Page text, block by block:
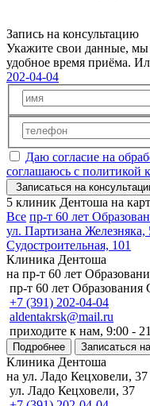
Запись на консультацию
Укажите свои данные, мы
удобное время приёма.
202-04-04
Даю согласие на
соглашаюсь с политикой
Записаться на
5 клиник Дентоша на
Все пр-т 60 лет
ул. Партизана Железняка,
Судостроительная, 101
Клиника Дентоша
на пр-т 60 лет
пр-т 60 лет
+7 (391) 202-04-04
aldentakrsk@mail.ru
приходите к нам, 9:00 -
Подробнее Записаться
Клиника Дентоша
на ул. Ладо Кецховели, 37
ул. Ладо Кецховели, 37